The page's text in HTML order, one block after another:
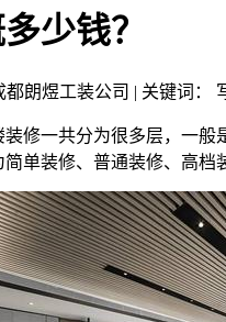
少钱？
都朗煜工装公司 | 关键词：
装修一共分为很多层，一
单装修、普通装修、高档